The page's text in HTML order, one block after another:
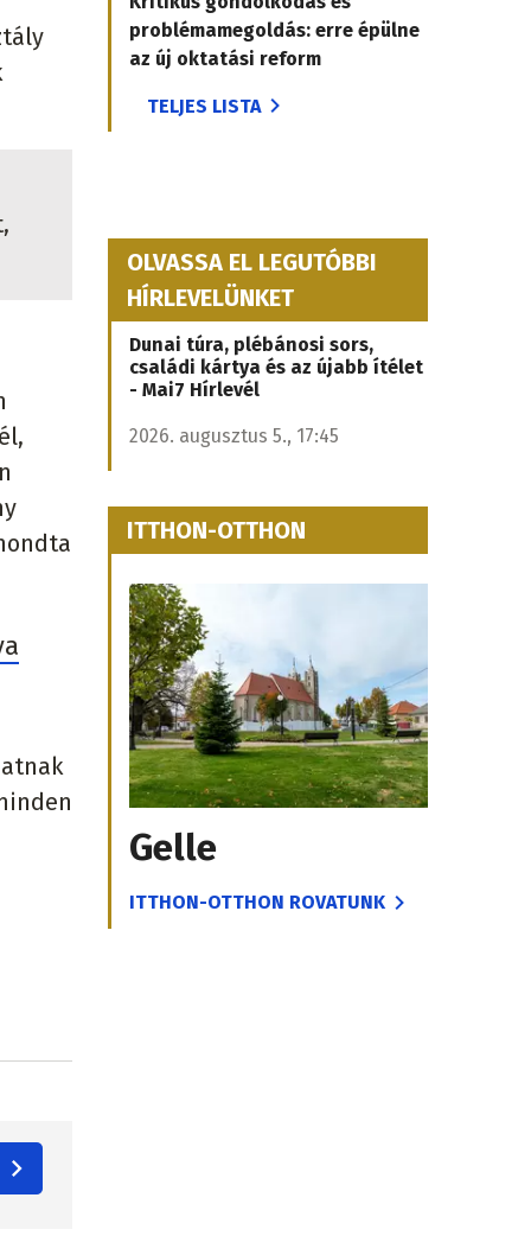
problémamegoldás: erre épülne
az új oktatási reform
TELJES LISTA
OLVASSA EL LEGUTÓBBI
HÍRLEVELÜNKET
Dunai túra, plébánosi sors,
családi kártya és az újabb ítélet
- Mai7 Hírlevél
2026. augusztus 5., 17:45
ITTHON-OTTHON
Gelle
ITTHON-OTTHON ROVATUNK